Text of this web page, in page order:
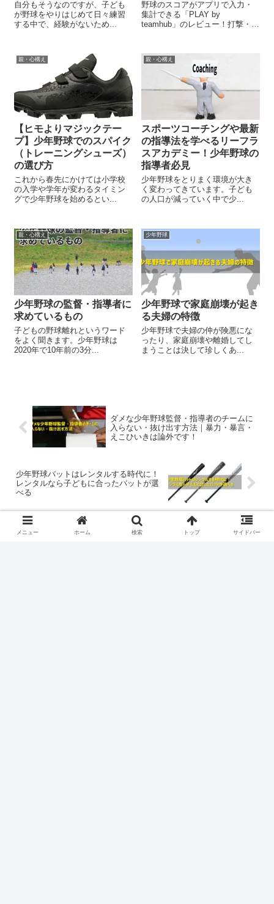
自分もそうなのですが、子ども
が野球をやりはじめて日々練習
する中で、経験がないため...
野球のスコアがアプリで入力・
集計できる「PLAY by
teamhub」のレビュー！打撃・守
親・心構え
【ヒモよりマジックテー
プ】少年野球でのスパイク
（トレーニングシューズ）
の選び方
これから春先にかけては小学校
の入学や学年が変わるタイミン
グで少年野球を始めるとい...
親・心構え
スポーツコーチングや最新
の指導法を学べるリーフラ
スアカデミー！少年野球の
指導者必見
少年野球をとりまく環境が大き
く変わってきています。子ども
の人口が減っていく中で少...
親・心構え
少年野球の監督・指導者に
求めているもの
子どもの野球離れというワード
をよく聞きます。少年野球は
2020年で10年前の3分...
少年野球
少年野球で家庭崩壊が起き
る夫婦の特徴
少年野球で夫婦の仲が険悪にな
ったり、家庭崩壊や離婚してし
まうことは決して珍しくあ...
ダメな少年野球監督・指導者のチームに
入らない・抜け出す方法｜暴力・暴言・
えこひいきは論外です！
少年野球バットはレンタルする時代に！
レンタルなら子どもに合ったバットが選
べる
メニュー ホーム 検索 トップ サイドバー